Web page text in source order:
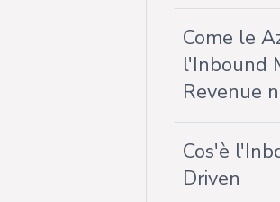
Come le
l'Inbound
Revenue
Cos'è
Driven